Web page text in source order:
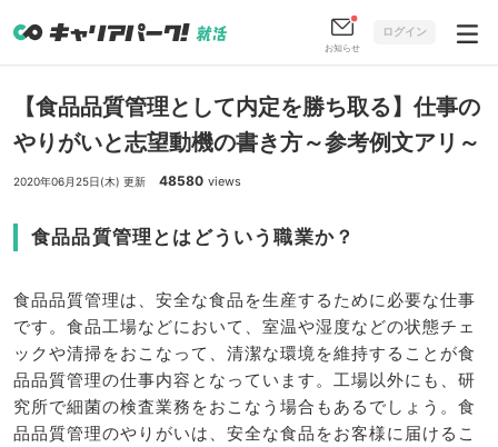
お知らせ
ログイン
【食品品質管理として内定を勝ち取る】仕事の
やりがいと志望動機の書き方～参考例文アリ～
2020年06月25日(木) 更新 48580 views
食品品質管理とはどういう職業か？
食品品質管理は、安全な食品を生産するために必要な仕事
です。食品工場などにおいて、室温や湿度などの状態チェ
ックや清掃をおこなって、清潔な環境を維持することが食
品品質管理の仕事内容となっています。工場以外にも、研
究所で細菌の検査業務をおこなう場合もあるでしょう。食
品品質管理のやりがいは、安全な食品をお客様に届けるこ